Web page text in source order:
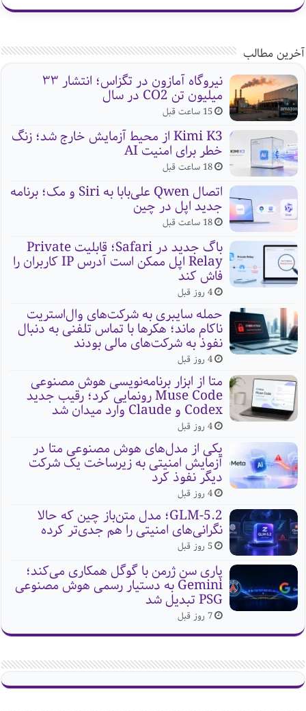
آخرین مطالب
نیروگاه آمازون در تگزاس؛ انتشار ۳۳
میلیون تن CO2 در سال
15 ساعت قبل
Kimi K3 از محیط آزمایش خارج شد؛ زنگ
خطر برای امنیت AI
18 ساعت قبل
اتصال Qwen علی‌بابا به Siri و مک؛ برنامه
جدید اپل در چین
18 ساعت قبل
باگ جدید در Safari؛ قابلیت Private
Relay اپل ممکن است آدرس IP کاربران را
فاش کند
4 روز قبل
حمله سایبری به شرکت‌های وال‌استریت
ناکام ماند؛ هکرها با تماس تلفنی به دنبال
نفوذ به شرکت‌های مالی بودند
4 روز قبل
متا از ابزار برنامه‌نویسی هوش مصنوعی
Muse Code رونمایی کرد؛ رقیب جدید
Codex و Claude وارد میدان شد
4 روز قبل
یکی از مدل‌های هوش مصنوعی متا در
آزمایش امنیتی به زیرساخت یک شرکت
دیگر نفوذ کرد
4 روز قبل
GLM-5.2؛ مدل متن‌باز چین که حالا
نگرانی‌های امنیتی را هم جدی‌تر کرده
5 روز قبل
پاری سن ژرمن با گوگل همکاری می‌کند؛
Gemini به دستیار رسمی هوش مصنوعی
PSG تبدیل شد
7 روز قبل